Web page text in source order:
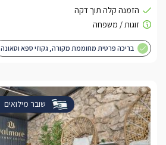
בריכה פרטית מחוממת מקורה, גקוזי ספא וסאונה
שובר מילואים